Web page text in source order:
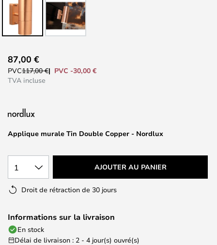
to
the
the
gallery
Applique murale Tin Double Copper - Nordlux
87,00 €
PVC117,00 €
PVC -30,00 €
TVA incluse
1 AJOUTER AU PANIER
Droit de rétraction de 30 jours
Informations sur la livraison
En stock
Délai de livraison : 2 - 4 jour(s) ouvré(s)